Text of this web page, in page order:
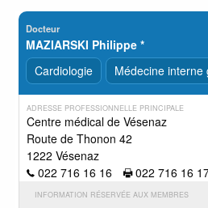
Docteur
MAZIARSKI Philippe *
Cardiologie
Médecine interne
ADRESSE PROFESSIONNELLE PRINCIPALE
Centre médical de Vésenaz
Route de Thonon 42
1222 Vésenaz
022 716 16 16
022 716 16
INFORMATION RÉSERVÉE AUX MEMBRES